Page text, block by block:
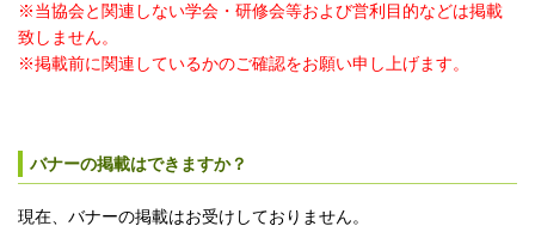
※当協会と関連しない学会・研修会等および営利目的などは掲載
致しません。
※掲載前に関連しているかのご確認をお願い申し上げます。
バナーの掲載はできますか？
現在、バナーの掲載はお受けしておりません。